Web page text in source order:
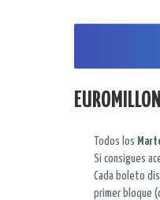
Todos los
Si consigues
Cada boleto
primer bloque